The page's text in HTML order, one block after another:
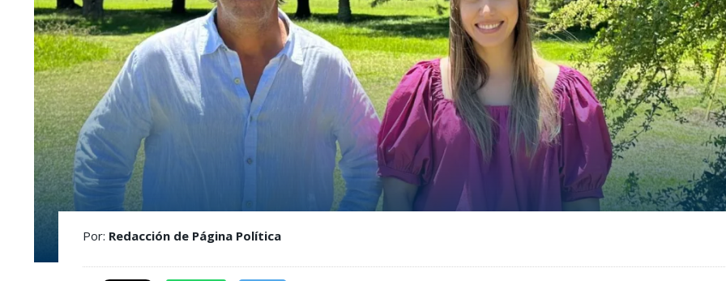
Por: Redacción de Página Política